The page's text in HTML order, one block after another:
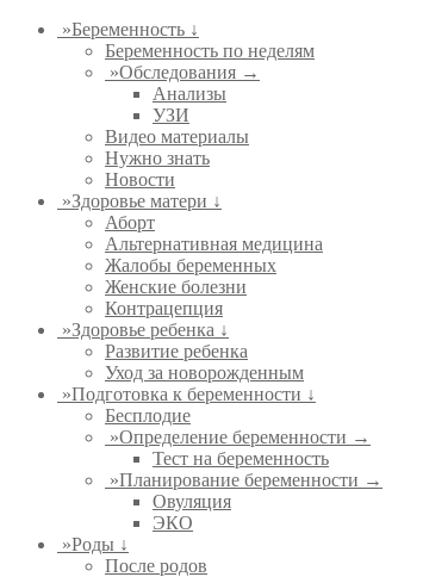
»Беременность ↓
Беременность по неделям
»Обследования →
Анализы
УЗИ
Видео материалы
Нужно знать
Новости
»Здоровье матери ↓
Аборт
Альтернативная медицина
Жалобы беременных
Женские болезни
Контрацепция
»Здоровье ребенка ↓
Развитие ребенка
Уход за новорожденным
»Подготовка к беременности ↓
Бесплодие
»Определение беременности →
Тест на беременность
»Планирование беременности →
Овуляция
ЭКО
»Роды ↓
После родов